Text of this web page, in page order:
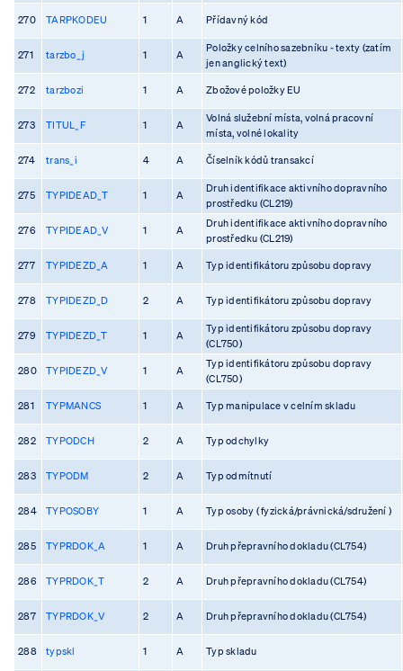
270 TARPKODEU 1 A Přídavný kód
271 tarzbo_j 1 A
Položky celního sazebníku - texty (zatím
jen anglický text)
272 tarzbozi 1 A Zbožové položky EU
273 TITUL_F 1 A
Volná služební místa, volná pracovní
místa, volné lokality
274 trans_i 4 A Číselník kódů transakcí
275 TYPIDEAD_T 1 A
Druh identifikace aktivního dopravního
prostředku (CL219)
276 TYPIDEAD_V 1 A
Druh identifikace aktivního dopravního
prostředku (CL219)
277 TYPIDEZD_A 1 A Typ identifikátoru způsobu dopravy
278 TYPIDEZD_D 2 A Typ identifikátoru způsobu dopravy
279 TYPIDEZD_T 1 A
Typ identifikátoru způsobu dopravy
(CL750)
280 TYPIDEZD_V 1 A
Typ identifikátoru způsobu dopravy
(CL750)
281 TYPMANCS 1 A Typ manipulace v celním skladu
282 TYPODCH 2 A Typ odchylky
283 TYPODM 2 A Typ odmítnutí
284 TYPOSOBY 1 A Typ osoby ( fyzická/právnická/sdružení )
285 TYPRDOK_A 1 A Druh přepravního dokladu (CL754)
286 TYPRDOK_T 2 A Druh přepravního dokladu (CL754)
287 TYPRDOK_V 2 A Druh přepravního dokladu (CL754)
288 typskl 1 A Typ skladu